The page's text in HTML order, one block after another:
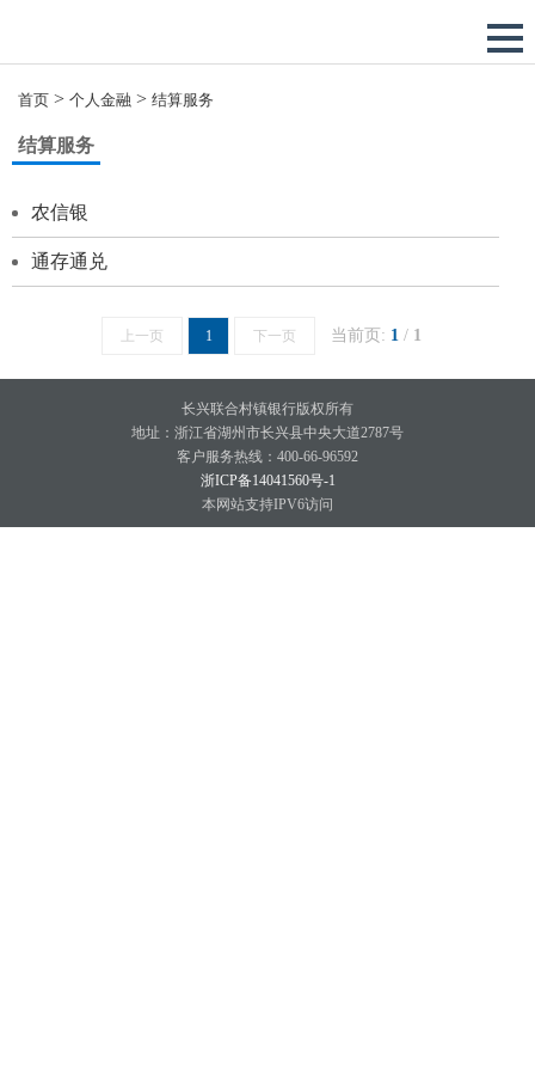
首页 > 个人金融 > 结算服务
结算服务
农信银
通存通兑
上一页 1 下一页 当前页: 1 / 1
长兴联合村镇银行版权所有
地址：浙江省湖州市长兴县中央大道2787号
客户服务热线：400-66-96592
浙ICP备14041560号-1
本网站支持IPV6访问